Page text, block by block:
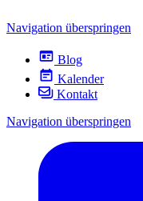
Navigation überspringen
Blog
Kalender
Kontakt
Navigation überspringen